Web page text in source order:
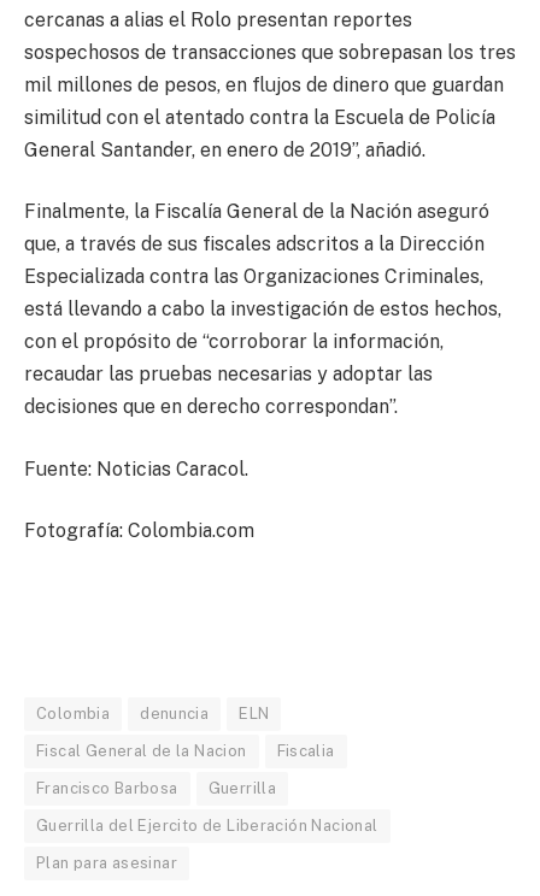
cercanas a alias el Rolo presentan reportes
sospechosos de transacciones que sobrepasan los tres
mil millones de pesos, en flujos de dinero que guardan
similitud con el atentado contra la Escuela de Policía
General Santander, en enero de 2019”, añadió.
Finalmente, la Fiscalía General de la Nación aseguró
que, a través de sus fiscales adscritos a la Dirección
Especializada contra las Organizaciones Criminales,
está llevando a cabo la investigación de estos hechos,
con el propósito de “corroborar la información,
recaudar las pruebas necesarias y adoptar las
decisiones que en derecho correspondan”.
Fuente: Noticias Caracol.
Fotografía: Colombia.com
Colombia denuncia ELN
Fiscal General de la Nacion Fiscalia
Francisco Barbosa Guerrilla
Guerrilla del Ejercito de Liberación Nacional
Plan para asesinar